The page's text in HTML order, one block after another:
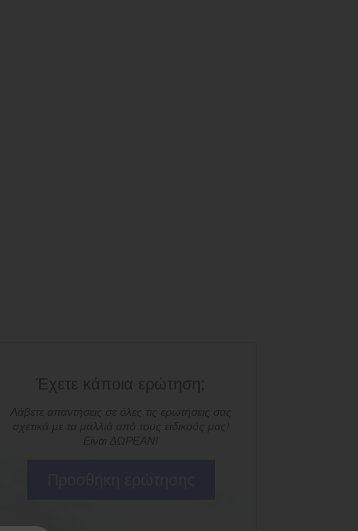
Έχετε κάποια ερώτηση;
Λάβετε απαντήσεις σε όλες τις ερωτήσεις σας
σχετικά με τα μαλλιά από τους ειδικούς μας!
Είναι ΔΩΡΕΑΝ!